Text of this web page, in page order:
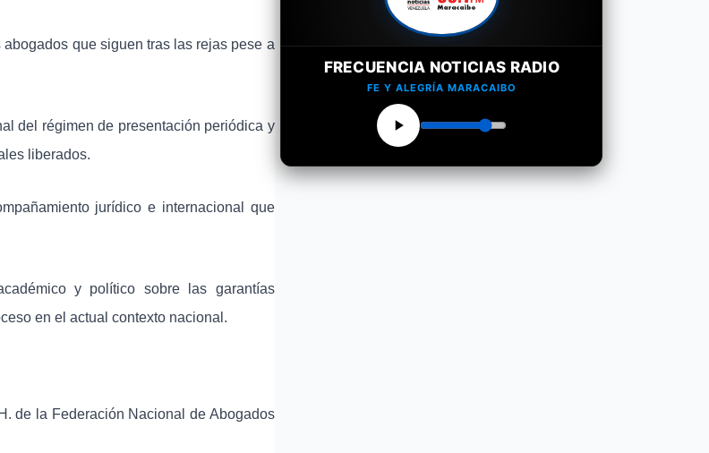
que siguen tras las rejas pese a
del régimen de presentación periódica y
liberados.
jurídico e internacional que
y político sobre las garantías
en el actual contexto nacional.
de la Federación Nacional de Abogados
FRECUENCIA NOTICIAS RADIO
FE Y ALEGRÍA MARACAIBO